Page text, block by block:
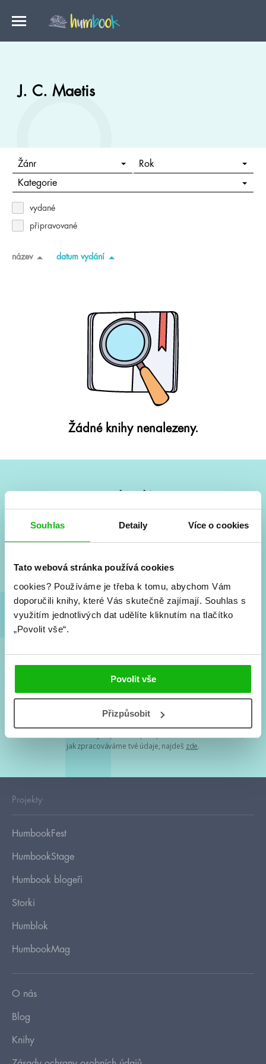
Souhlas Detaily Více o cookies
Tato webová stránka používá cookies
cookies? Používáme je třeba k tomu, abychom Vám
doporučili knihy, které Vás skutečně zajímají. Souhlas s
využitím jednotlivých dat udělíte kliknutím na tlačítko
„Povolit vše“.
Povolit vše
Přizpůsobit
J. C. Maetis
Žánr Rok
Kategorie
vydané
připravované
název datum vydání
Žádné knihy nenalezeny.
Vše kolem #youngadult každý měsíc rovnou do mailu!
a seriálové adaptace a další.
Souhlasím spodmínkami zpracování osobních údajů
Tvá e-mailová adresa je u nás v bezpečí. Přečti si
jak zpracováváme tvé údaje, najdeš zde.
Projekty
HumbookFest
HumbookStage
Humbook blogeři
Storki
Humblok
HumbookMag
O nás
Blog
Knihy